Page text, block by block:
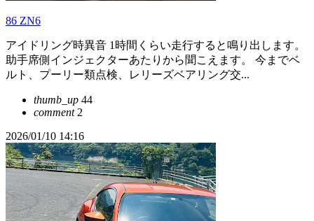
86 ZN6
アイドリング時異音 1時間くらい走行すると鳴り出します。
助手席側インジェクターあたりから聞こえます。 今までベ
ルト、プーリー類点検、レリーズベアリング交...
thumb_up 44
comment2
2026/01/10 14:16